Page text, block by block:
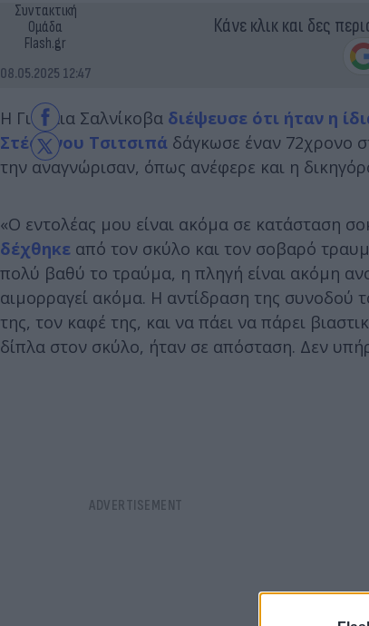
Συντακτική
Ομάδα
Flash.gr
08.05.2025 12:47
Κάνε κλικ και δες
Η Γιούλια Σαλνίκοβα διέψευσε ότι ήταν η
Στέφανου Τσιτσιπά δάγκωσε έναν 72χρονο
την αναγνώρισαν, όπως ανέφερε και η
«Ο εντολέας μου είναι ακόμα σε κατάσταση
δέχθηκε από τον σκύλο και τον σοβαρό
πολύ βαθύ το τραύμα, η πληγή είναι ακόμη
αιμορραγεί ακόμα. Η αντίδραση της συνοδού
της, τον καφέ της, και να πάει να πάρει
δίπλα στον σκύλο, ήταν σε απόσταση. Δεν